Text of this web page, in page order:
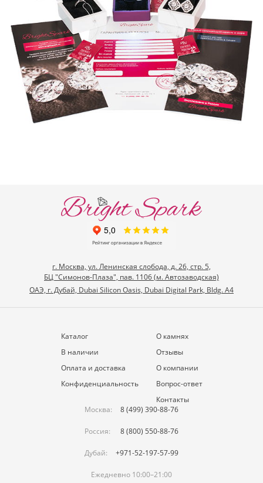
г. Москва, ул. Ленинская слобода, д. 26, стр. 5,
БЦ "Симонов-Плаза", пав. 1106 (м. Автозаводская)
ОАЭ, г. Дубай, Dubai Silicon Oasis, Dubai Digital Park, Bldg. A4
Каталог
В наличии
Оплата и доставка
Конфиденциальность
О камнях
Отзывы
О компании
Вопрос-ответ
Контакты
Москва:
8 (499) 390-88-76
Россия: 8 (800) 550-88-76
Дубай: +971-52-197-57-99
Ежедневно 10:00–21:00